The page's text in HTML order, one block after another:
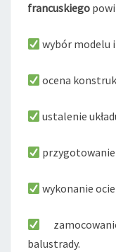
francuskiego
wybór modelu
ocena
ustalenie
wykonanie
balustrady.